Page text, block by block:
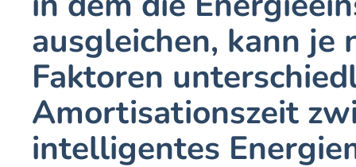
ausgleichen, kann
Faktoren
Amortisationszeit
intelligentes